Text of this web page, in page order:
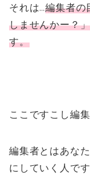
それは…編集者の
しませんかー？
す。
ここですこし編
編集者とはあな
にしていく人です